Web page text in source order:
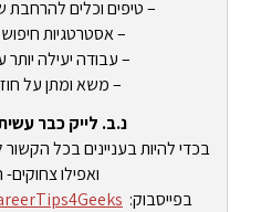
– טיפים וכלים להרחבת
– אסטרטגיות
– עבודה יעילה
– משא ומתן על
נ.ב. לייק כבר
בכדי להיות בעניינים בכל
ואפילו
בפייסבוק: